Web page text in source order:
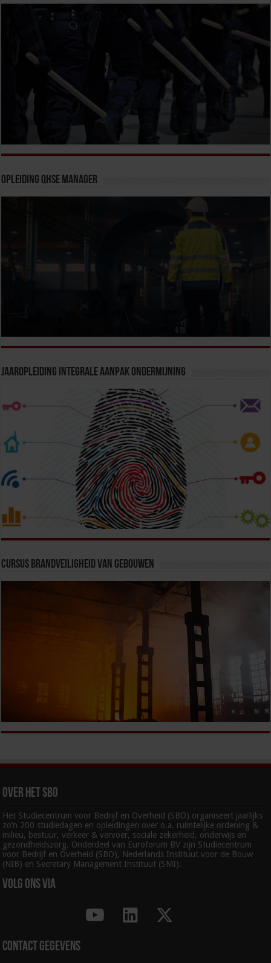
Opleiding QHSE Manager
Jaaropleiding Integrale Aanpak Ondermijning
Cursus Brandveiligheid van Gebouwen
Over het SBO
Het Studiecentrum voor Bedrijf en Overheid (SBO) organiseert jaarlijks
zo’n 200 studiedagen en opleidingen over o.a. ruimtelijke ordening &
milieu, bestuur, verkeer & vervoer, sociale zekerheid, onderwijs en
gezondheidszorg. Onderdeel van Euroforum BV zijn Studiecentrum
voor Bedrijf en Overheid (SBO), Nederlands Instituut voor de Bouw
(NIB) en Secretary Management Instituut (SMI).
Volg ons via
Contact gegevens